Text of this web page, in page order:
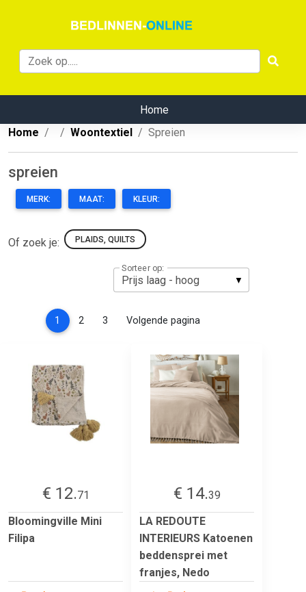
Home
Home
Woontextiel Spreien
spreien
MERK: MAAT: KLEUR:
Of zoek je: PLAIDS, QUILTS
Sorteer op:
1 (current)
2 3 Volgende pagina
€ 12.71
Bloomingville Mini
Filipa
€ 14.39
LA REDOUTE
INTERIEURS Katoenen
beddensprei met
franjes, Nedo